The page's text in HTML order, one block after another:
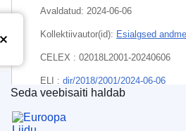
Avaldatud: 2024-06-06
Kollektiivautor(id): Esialgsed
CELEX : 02018L2001-20240606
ELI : dir/2018/2001/2024-06-06
Euroopa Liidu Väljaannete
Seda veebisaiti haldab